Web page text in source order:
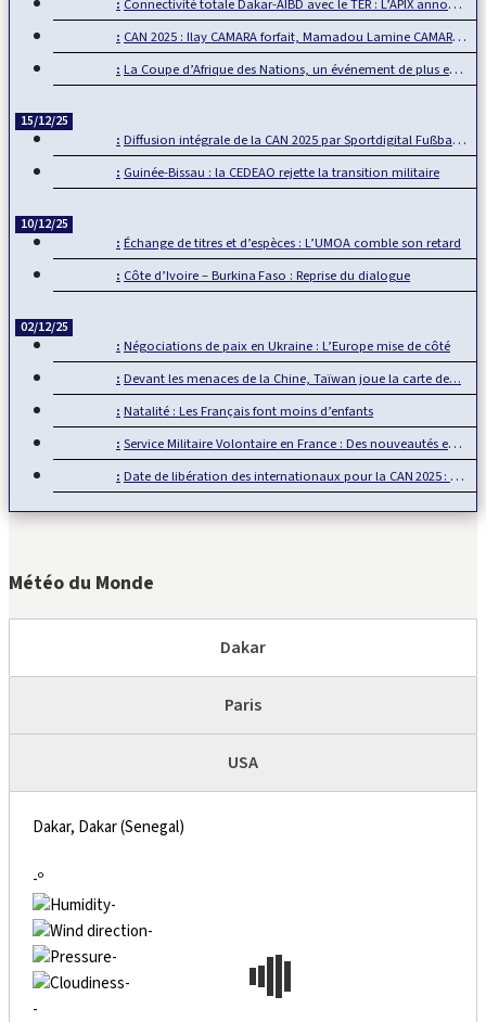
Connectivité totale Dakar-AIBD avec le TER : L’APIX annonce…
CAN 2025 : Ilay CAMARA forfait, Mamadou Lamine CAMARA…
La Coupe d’Afrique des Nations, un événement de plus en plus…
15/12/25
Diffusion intégrale de la CAN 2025 par Sportdigital Fußball, le…
Guinée-Bissau : la CEDEAO rejette la transition militaire
10/12/25
Échange de titres et d’espèces : L’UMOA comble son retard
Côte d’Ivoire – Burkina Faso : Reprise du dialogue
02/12/25
Négociations de paix en Ukraine : L’Europe mise de côté
Devant les menaces de la Chine, Taïwan joue la carte de…
Natalité : Les Français font moins d’enfants
Service Militaire Volontaire en France : Des nouveautés en 2025
Date de libération des internationaux pour la CAN 2025 : Rumeur ou…
Météo du Monde
Dakar
Paris
USA
Dakar, Dakar (Senegal)
-º
-
-
-
-
-